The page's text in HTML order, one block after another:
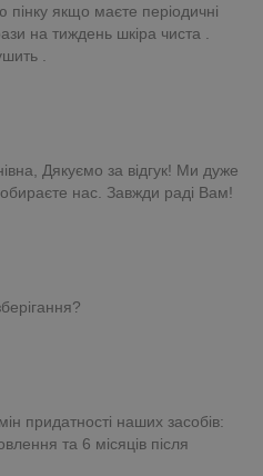
якщо маєте періодичні
на тиждень шкіра чиста .
.
Дякуємо за відгук! Ми дуже
нас. Завжди раді Вам!
придатності наших засобів:
та 6 місяців після